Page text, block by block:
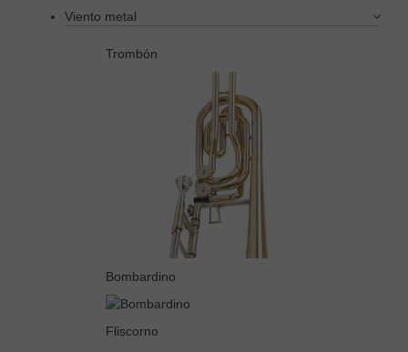
Viento metal
Trombón
Bombardino
Fliscorno